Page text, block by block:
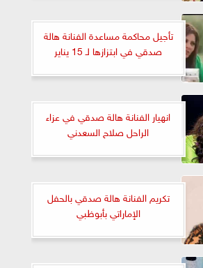
تأجيل محاكمة مساعدة الفنانة هالة
صدقي في ابتزازها لـ 15 يناير
انهيار الفنانة هالة صدقي في عزاء
الراحل صلاح السعدني
تكريم الفنانة هالة صدقي بالحفل
الإماراتي بأبوظبي